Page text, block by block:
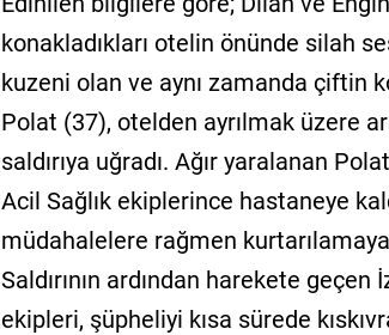
konakladıkları otelin önünde silah
kuzeni olan ve aynı zamanda çiftin
Polat (37), otelden ayrılmak üzere
saldırıya uğradı. Ağır yaralanan
Acil Sağlık ekiplerince hastaneye
müdahalelere rağmen
Saldırının ardından harekete
ekipleri, şüpheliyi kısa sürede